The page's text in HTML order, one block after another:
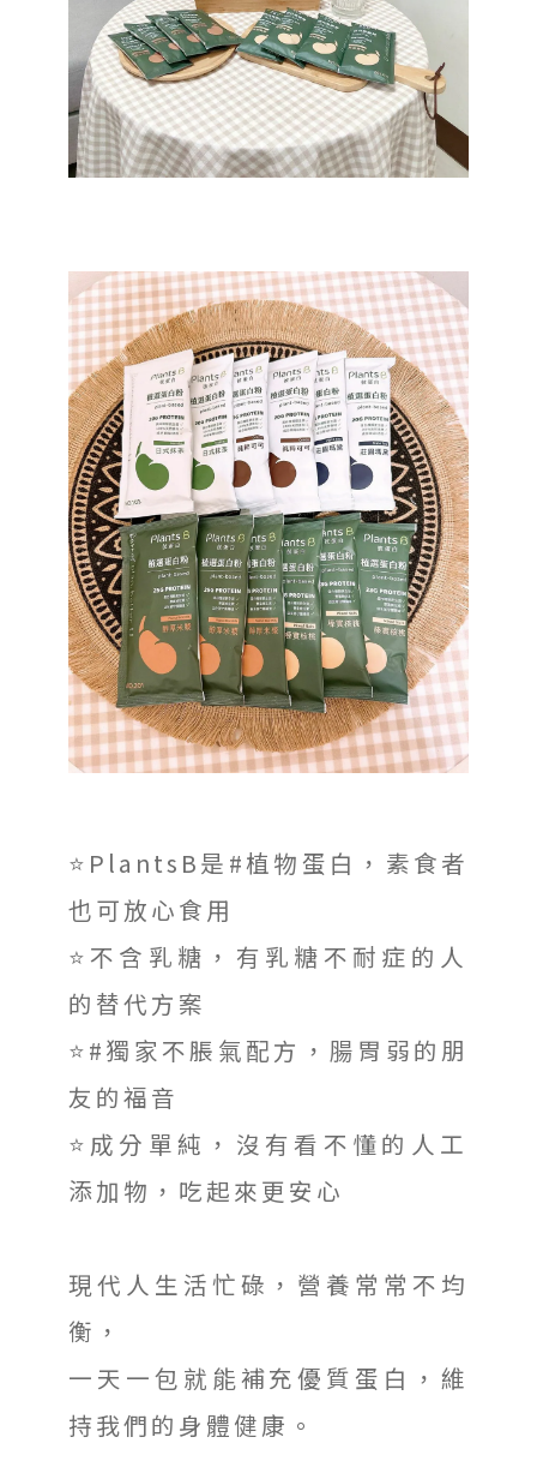
⭐️PlantsB是#植物蛋白，素食者
也可放心食用
⭐️不含乳糖，有乳糖不耐症的人
的替代方案
⭐️#獨家不脹氣配方，腸胃弱的朋
友的福音
⭐️成分單純，沒有看不懂的人工
添加物，吃起來更安心
現代人生活忙碌，營養常常不均
衡，
一天一包就能補充優質蛋白，維
持我們的身體健康。